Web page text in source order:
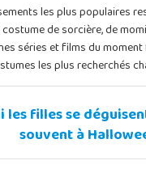
les plus populaires
de sorcière, de
séries et films du
les plus recherchés
les filles se
souvent à